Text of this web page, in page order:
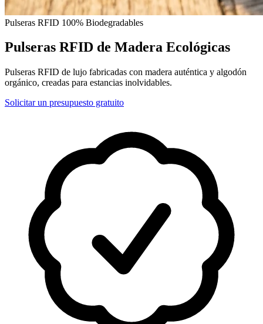
Pulseras RFID 100% Biodegradables
Pulseras RFID de Madera Ecológicas
Pulseras RFID de lujo fabricadas con madera auténtica y algodón
orgánico, creadas para estancias inolvidables.
Solicitar un presupuesto gratuito